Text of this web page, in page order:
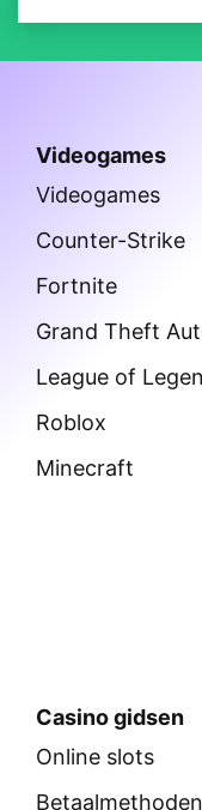
Videogames
Videogames
Counter-Strike
Fortnite
Grand Theft
League of
Roblox
Minecraft
Casino gidsen
Online slots
Betaalmethoden